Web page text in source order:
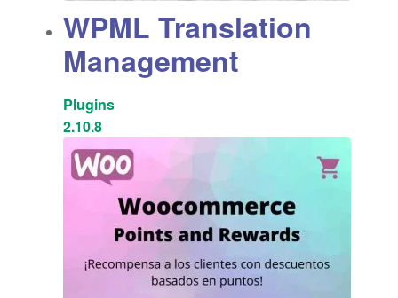
WPML Translation
Management
Plugins
2.10.8